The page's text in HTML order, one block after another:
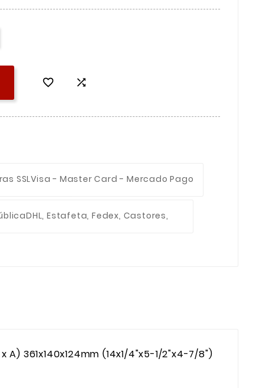
 
SSLVisa - Master Card - Mercado Pago
DHL, Estafeta, Fedex, Castores,
361x140x124mm (14x1/4"x5-1/2"x4-7/8")